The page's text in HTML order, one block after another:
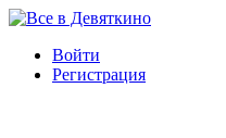
Войти
Регистрация